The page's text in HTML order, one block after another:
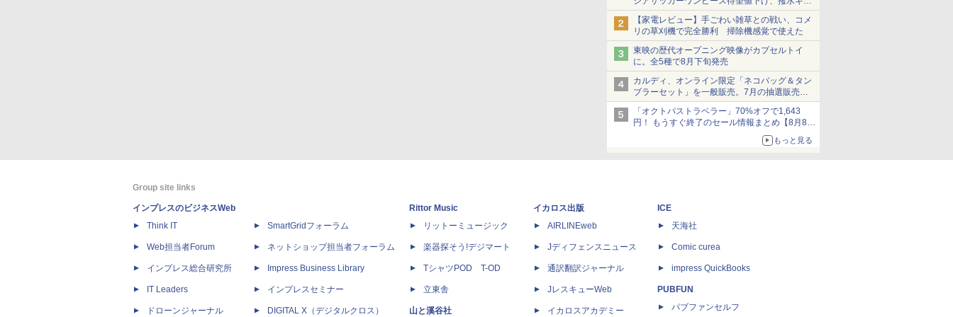
ショーツは1990円に
【家電レビュー】手ごわい雑草との戦い、コメ
リの草刈機で完全勝利 掃除機感覚で使えた
東映の歴代オープニング映像がカプセルトイ
に。全5種で8月下旬発売
カルディ、オンライン限定「ネコバッグ＆タン
ブラーセット」を一般販売。7月の抽選販売の
当選無効分
「オクトパストラベラー」70%オフで1,643
円！ もうすぐ終了のセール情報まとめ【8月8日
ニンテンドーeショップでは「大神 絶景版」が
もっと見る
Group site links
インプレスのビジネスWeb
Think IT
Web担当者Forum
インプレス総合研究所
IT Leaders
ドローンジャーナル
SmartGridフォーラム
ネットショップ担当者フォーラム
Impress Business Library
インプレスセミナー
DIGITAL X（デジタルクロス）
Rittor Music
リットーミュージック
楽器探そう!デジマート
TシャツPOD T-OD
立東舎
山と溪谷社
イカロス出版
AIRLINEweb
Jディフェンスニュース
通訳翻訳ジャーナル
JレスキューWeb
イカロスアカデミー
ICE
天海社
Comic curea
impress QuickBooks
PUBFUN
パブファンセルフ